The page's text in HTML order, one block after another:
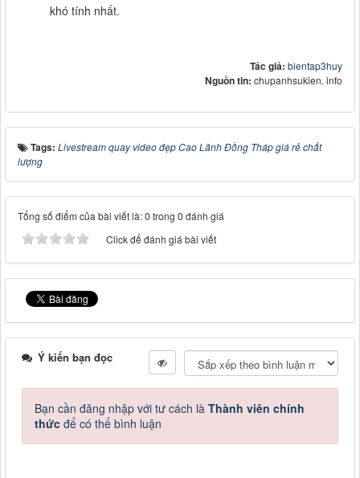
khó tính nhất.
Tác giả: bientap3huy
Nguồn tin: chupanhsukien. info
Tags: Livestream quay video đẹp Cao Lãnh Đồng Tháp giá rẻ chất
lượng
Tổng số điểm của bài viết là: 0 trong 0 đánh giá
Click để đánh giá bài viết
Ý kiến bạn đọc
Bạn cần đăng nhập với tư cách là Thành viên chính
thức để có thể bình luận